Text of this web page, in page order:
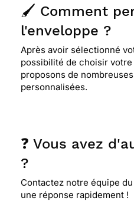
🖌️ Comment
l'enveloppe ?
Après avoir sélectionné
possibilité de choisir
proposons de
personnalisées.
❓ Vous avez
?
Contactez notre équipe
une réponse rapidement !